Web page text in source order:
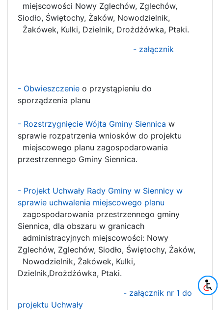
miejscowości Nowy Zglechów, Zglechów,
Siodło, Świętochy, Żaków, Nowodzielnik,
Żakówek, Kulki, Dzielnik, Drożdżówka, Ptaki.
- załącznik
- Obwieszczenie o przystąpieniu do
sporządzenia planu
- Rozstrzygnięcie Wójta Gminy Siennica w
sprawie rozpatrzenia wniosków do projektu
miejscowego planu zagospodarowania
przestrzennego Gminy Siennica.
- Projekt Uchwały Rady Gminy w Siennicy w
sprawie uchwalenia miejscowego planu
zagospodarowania przestrzennego gminy
Siennica, dla obszaru w granicach
administracyjnych miejscowości: Nowy
Zglechów, Zglechów, Siodło, Świętochy, Żaków,
Nowodzielnik, Żakówek, Kulki,
Dzielnik,Drożdżówka, Ptaki.
- załącznik nr 1 do
projektu Uchwały